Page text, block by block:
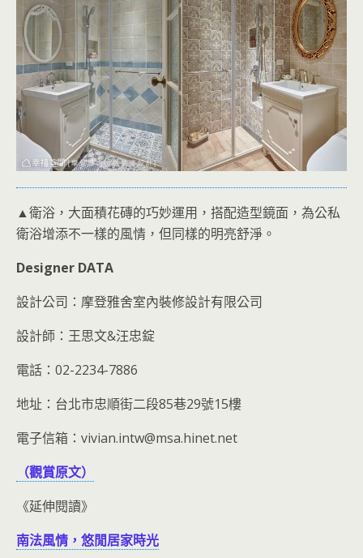
▲衛浴，大面積花磚的巧妙運用，搭配造型鏡面，為公私
衛浴增添不一樣的風情，但同樣的明亮舒淨。
Designer DATA
設計公司：摩登雅舍室內裝修設計有限公司
設計師：王思文&汪忠錠
電話：02-2234-7886
地址：台北市忠順街二段85巷29號15樓
電子信箱：vivian.intw@msa.hinet.net
（觀賞原文）
《延伸閱讀》
南法風情，悠閒居家時光